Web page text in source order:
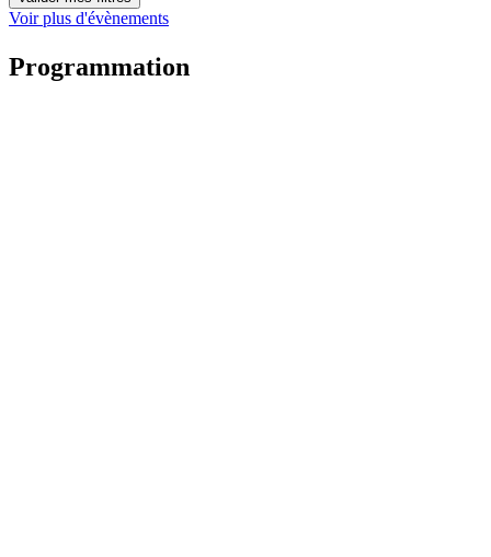
Voir plus d'évènements
Programmation